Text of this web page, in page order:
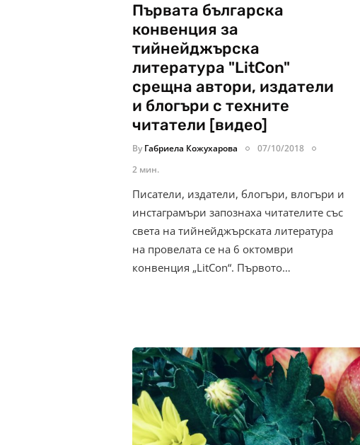
Първата българска
конвенция за
тийнейджърска
литература "LitCon"
срещна автори, издатели
и блогъри с техните
читатели [видео]
By Габриела Кожухарова
07/10/2018
2 мин.
Писатели, издатели, блогъри, влогъри и
инстаграмъри запознаха читателите със
света на тийнейджърската литература
на провелата се на 6 октомври
конвенция „LitCon“. Първото…